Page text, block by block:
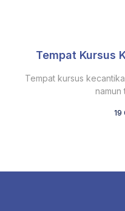
Tempat Kursus
Tempat kursus
namun
19